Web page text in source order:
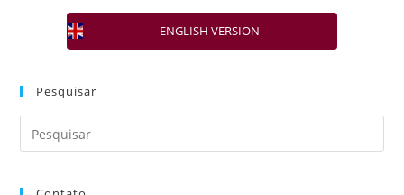
ENGLISH VERSION
Pesquisar